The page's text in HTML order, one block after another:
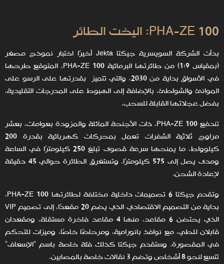
PHA-ZE 100: اليخت الطائر
بدأت الشركة السويسرية جيكتا Jekta أخيرًا اختبار نموذج مصغر
(بمقياس 1:9) من طائرتها البرمائية PHA-ZE 100، المتوقع طرحها
في الأسواق بداية من 2030، والتي تتميز بقدرتها على الرسو على
الموانئ والشواطئ، بالإضافة إلى الهبوط على المدرجات التقليدية،
بفضل عجلاتها القابلة للسحب.
تندفع PHA-ZE 100، ذات الأجنحة المائلة والمزودة بعوامات، بعشر
مراوح ثلاثية الشفرات تعمل بمحركات كهربائية بقدرة 200
كيلوواط، ما يمنحها سرعة قصوى تبلغ 250 كيلومترًا في الساعة
ومدى يصل إلى 575 كيلومترًا. وتستغرق الطائرة حوالي 45 دقيقة
لإعادة الشحن.
وتقدم جيكتا 6 تصميمات داخلية مختلفة لطائرتها PHA-ZE 100،
بداية من التصميم الاقتصادي الذي يضم 20 مقعدًا، إلى تصميم VIP
الذي يحتضن 6 مقاعد، منها 4 مقاعد فاخرة مستقلة، ومقعدان
قابلان للطي، مع نوافذ بانورامية، ومرحاضًا خاصًا، وميزات للتحكم
في المقصورة. وستقدم جيكتا كذلك فئة خاصة باسم "الإسعاف"
تتسع لنحو 8 أشخاص وتضم 3 نقالات خاصة بالمصابين.